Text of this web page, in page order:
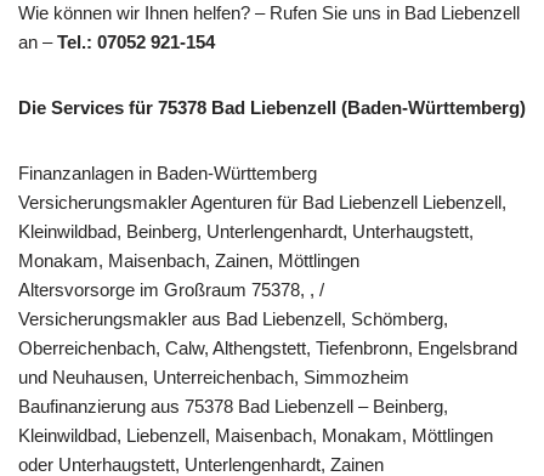
Wie können wir Ihnen helfen? – Rufen Sie uns in Bad Liebenzell
an –Tel.: 07052 921-154
Die Services für 75378 Bad Liebenzell (Baden-Württemberg)
Finanzanlagen in Baden-Württemberg
Versicherungsmakler Agenturen für Bad Liebenzell Liebenzell,
Kleinwildbad, Beinberg, Unterlengenhardt, Unterhaugstett,
Monakam, Maisenbach, Zainen, Möttlingen
Altersvorsorge im Großraum 75378, , /
Versicherungsmakler aus Bad Liebenzell, Schömberg,
Oberreichenbach, Calw, Althengstett, Tiefenbronn, Engelsbrand
und Neuhausen, Unterreichenbach, Simmozheim
Baufinanzierung aus 75378 Bad Liebenzell – Beinberg,
Kleinwildbad, Liebenzell, Maisenbach, Monakam, Möttlingen
oder Unterhaugstett, Unterlengenhardt, Zainen